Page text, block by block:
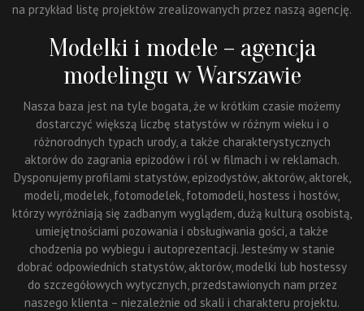
na przykład listę projektów zrealizowanych przez naszą agencję.
Modelki i modele – agencja
modelingu w Warszawie
Nasza baza jest na tyle bogata, że w krótkim czasie możemy
dostarczyć większą liczbę statystów w różnym wieku i o
różnorodnych typach urody, a także charakterystycznych
aktorów do zagrania epizodów i ról w filmach i w reklamach.
Dysponujemy profilami statystów, epizodystów, aktorów, aktorek,
modeli, modelek, fotomodelek, fotomodeli, hostess i hostów,
którzy wyróżniają się zadbanym wyglądem, dużą kulturą osobistą,
umiejętnościami pozowania i obsługiwania gości, a także
chodzenia po wybiegu i autoprezentacji. Jesteśmy w stanie
dobrać odpowiednich statystów, aktorów, modelki lub hostessy
do szczegółowych wytycznych, przedstawionych nam przez
naszego klienta – niezależnie od skali i charakteru projektu.